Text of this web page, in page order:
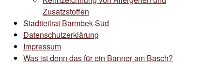
Zusatzstoffen
Stadtteilrat Barmbek-Süd
Datenschutzerklärung
Impressum
Was ist denn das für ein Banner am Basch?